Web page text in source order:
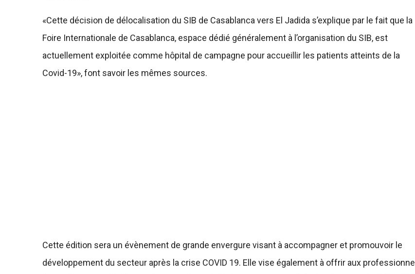
«Cette décision de délocalisation du SIB de Casablanca vers El Jadida s’explique par le fait que la
Foire Internationale de Casablanca, espace dédié généralement à l’organisation du SIB, est
actuellement exploitée comme hôpital de campagne pour accueillir les patients atteints de la
Covid-19», font savoir les mêmes sources.
Cette édition sera un évènement de grande envergure visant à accompagner et promouvoir le
développement du secteur après la crise COVID 19. Elle vise également à offrir aux